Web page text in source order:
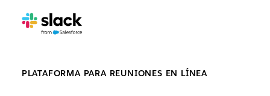
PLATAFORMA PARA REUNIONES EN LÍNEA